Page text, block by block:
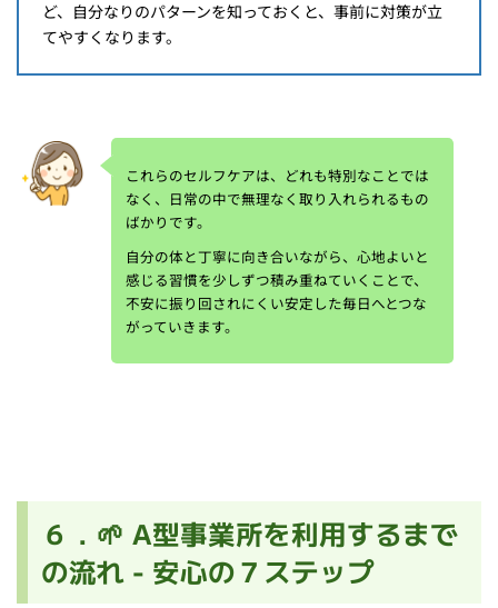
ど、自分なりのパターンを知っておくと、事前に対策が立
てやすくなります。
これらのセルフケアは、どれも特別なことでは
なく、日常の中で無理なく取り入れられるもの
ばかりです。
自分の体と丁寧に向き合いながら、心地よいと
感じる習慣を少しずつ積み重ねていくことで、
不安に振り回されにくい安定した毎日へとつな
がっていきます。
６．🌱 A型事業所を利用するまで
の流れ - 安心の７ステップ